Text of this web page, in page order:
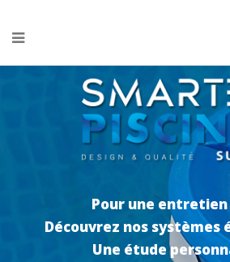
Pour une
Découvrez nos systèmes
Une étude